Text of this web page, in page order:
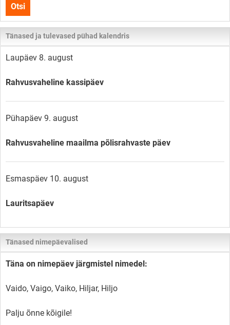
lehelt
Otsi
Tänased ja tulevased pühad kalendris
Laupäev 8. august
Rahvusvaheline kassipäev
Pühapäev 9. august
Rahvusvaheline maailma põlisrahvaste päev
Esmaspäev 10. august
Lauritsapäev
Tänased nimepäevalised
Täna on nimepäev järgmistel nimedel:
Vaido, Vaigo, Vaiko, Hiljar, Hiljo
Palju õnne kõigile!